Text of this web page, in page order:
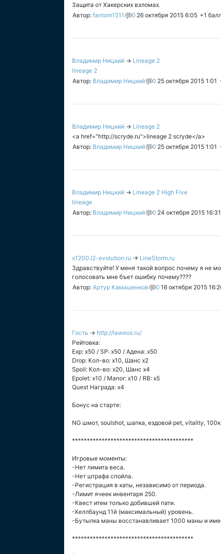
Защита от Хакерских взломах.
Автор: fantom1511 0 26 октября 2015 6:05 +1
Владимир Ницкий → Lineage 2
lineage 2
Автор: Владимир Ницкий 0 25 октября 2015 1:01
Владимир Ницкий → Lineage 2
<a href="http://scryde.ru">lineage 2 scryde</a>
Автор: Владимир Ницкий 0 25 октября 2015 1:01
Владимир Ницкий → Lineage 2 High Five
lineage
Автор: Владимир Ницкий 0 24 октября 2015 16:31
x1200.l2-evolution.ru → LineStorm.ru
Здравствуйте! У меня такой вопрос почему я не
голосовать мне бъет ошибку почему????
Автор: Артур Камашенков 0 16 октября 2015
Гость → http://laweos.ru/
Рейтовка:
Exp: x50 / SP: х50 / Адена: х50
Drop: Кол-во: x10, Шанс x2
Spoil: Кол-во: x20, Шанс х4
Epolet: x10 / Manor: x10 / RB: x5
Quest Награда: x4
Бонус на старте:
NG шмот, soulshot, шапка, ездовой pet, vitality,
*****************************************
Игровые моменты:
-Нет лимита веса.
-Нет штрафа спойла.
-Регистрация в каты, независимо от периода.
-Лимит ячеек инвентаря 250.
-Квест итем только добившей пати.
-Хеллбаунд 11й (максимальный) уровень.
-Бутылка маны восстанавливает 1000 маны и
*****************************************